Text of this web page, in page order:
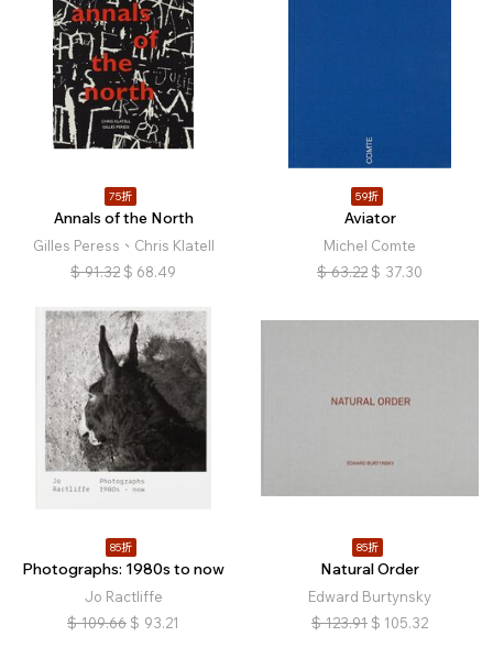
75折
Annals of the North
Gilles Peress、Chris Klatell
$ 91.32 $ 68.49
59折
Aviator
Michel Comte
$ 63.22 $ 37.30
85折
Photographs: 1980s to now
Jo Ractliffe
$ 109.66 $ 93.21
85折
Natural Order
Edward Burtynsky
$ 123.91 $ 105.32